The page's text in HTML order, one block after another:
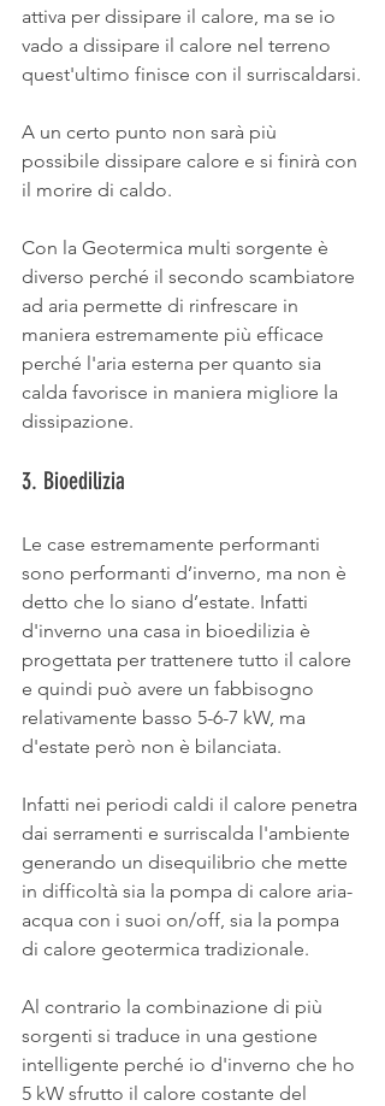
attiva per dissipare il calore, ma se io
vado a dissipare il calore nel terreno
quest'ultimo finisce con il surriscaldarsi.
A un certo punto non sarà più
possibile dissipare calore e si finirà con
il morire di caldo.
Con la Geotermica multi sorgente è
diverso perché il secondo scambiatore
ad aria permette di rinfrescare in
maniera estremamente più efficace
perché l'aria esterna per quanto sia
calda favorisce in maniera migliore la
dissipazione.
3. Bioedilizia
Le case estremamente performanti
sono performanti d’inverno, ma non è
detto che lo siano d’estate. Infatti
d'inverno una casa in bioedilizia è
progettata per trattenere tutto il calore
e quindi può avere un fabbisogno
relativamente basso 5-6-7 kW, ma
d'estate però non è bilanciata.
Infatti nei periodi caldi il calore penetra
dai serramenti e surriscalda l'ambiente
generando un disequilibrio che mette
in difficoltà sia la pompa di calore aria-
acqua con i suoi on/off, sia la pompa
di calore geotermica tradizionale.
Al contrario la combinazione di più
sorgenti si traduce in una gestione
intelligente perché io d'inverno che ho
5 kW sfrutto il calore costante del